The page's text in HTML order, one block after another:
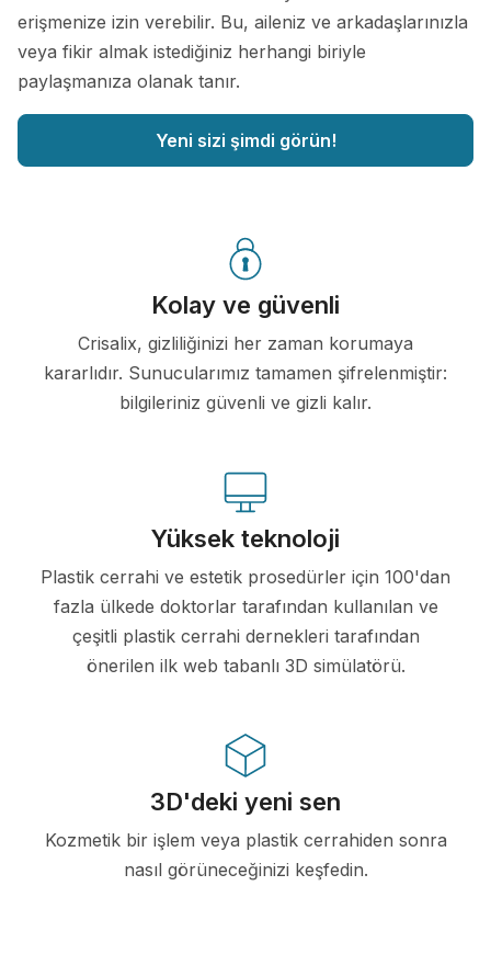
erişmenize izin verebilir. Bu, aileniz ve arkadaşlarınızla
veya fikir almak istediğiniz herhangi biriyle
paylaşmanıza olanak tanır.
Yeni sizi şimdi görün!
Kolay ve güvenli
Crisalix, gizliliğinizi her zaman korumaya
kararlıdır. Sunucularımız tamamen şifrelenmiştir:
bilgileriniz güvenli ve gizli kalır.
Yüksek teknoloji
Plastik cerrahi ve estetik prosedürler için 100'dan
fazla ülkede doktorlar tarafından kullanılan ve
çeşitli plastik cerrahi dernekleri tarafından
önerilen ilk web tabanlı 3D simülatörü.
3D'deki yeni sen
Kozmetik bir işlem veya plastik cerrahiden sonra
nasıl görüneceğinizi keşfedin.